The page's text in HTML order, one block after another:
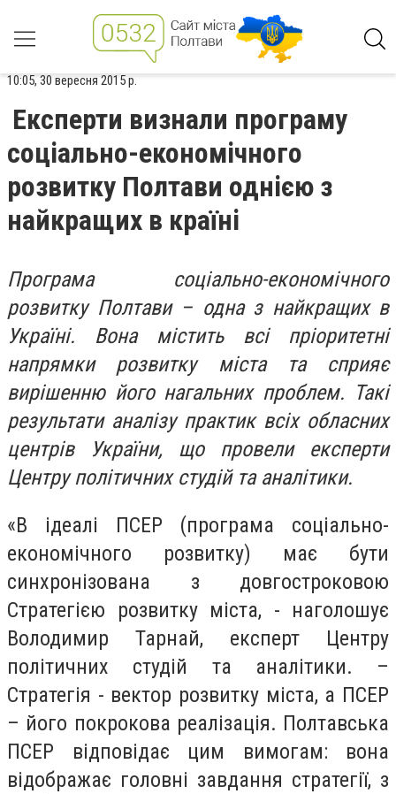
10:05, 30 вересня 2015 р.
Експерти визнали програму
соціально-економічного
розвитку Полтави однією з
найкращих в країні
Програма соціально-економічного
розвитку Полтави – одна з найкращих в
Україні. Вона містить всі пріоритетні
напрямки розвитку міста та сприяє
вирішенню його нагальних проблем. Такі
результати аналізу практик всіх обласних
центрів України, що провели експерти
Центру політичних студій та аналітики.
«В ідеалі ПСЕР (програма соціально-
економічного розвитку) має бути
синхронізована з довгостроковою
Стратегією розвитку міста, - наголошує
Володимир Тарнай, експерт Центру
політичних студій та аналітики. –
Стратегія - вектор розвитку міста, а ПСЕР
– його покрокова реалізація. Полтавська
ПСЕР відповідає цим вимогам: вона
відображає головні завдання стратегії, з